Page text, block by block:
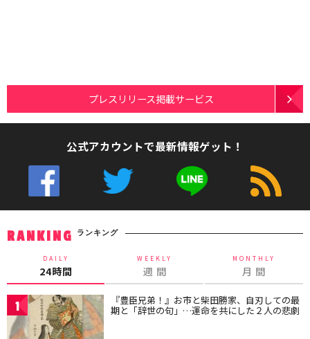
プレスリリース掲載サービス
公式アカウントで最新情報ゲット！
RANKING ランキング
DAILY
24時間
WEEKLY
週 間
MONTHLY
月 間
1 『豊臣兄弟！』お市と柴田勝家、自刃しての最
期と「辞世の句」…運命を共にした２人の悲劇